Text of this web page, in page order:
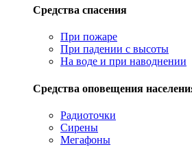
Средства спасения
При пожаре
При падении с высоты
На воде и при наводнении
Средства оповещения
Радиоточки
Сирены
Мегафоны